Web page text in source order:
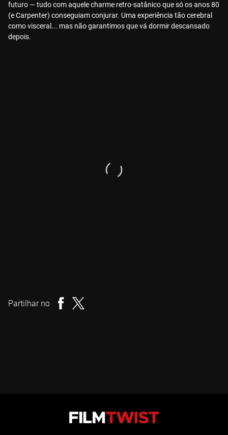
futuro — tudo com aquele charme retro-satânico que só os anos 80
(e Carpenter) conseguiam conjurar. Uma experiência tão cerebral
como visceral... mas não garantimos que vá dormir descansado
depois.
Partilhar no